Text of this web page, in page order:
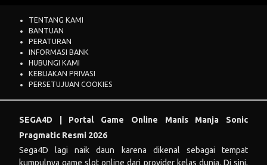
TENTANG KAMI
BANTUAN
PERATURAN
INFORMASI BANK
HUBUNGI KAMI
KEBIJAKAN PRIVASI
PERSETUJUAN COOKIES
SEGA4D | Portal Game Online Manis Manja Sonic
Pragmatic Resmi 2026
Sega4D lagi naik daun karena dikenal sebagai tempat
kumpulnya game slot online dari provider kelas dunia. Di sini,